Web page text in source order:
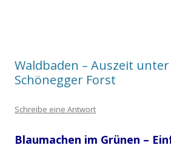
Waldbaden – Auszeit
Schönegger Forst
Schreibe eine Antwort
Blaumachen im Grünen –